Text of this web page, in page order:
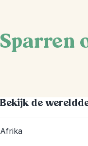
Sparren
Bekijk de
Afrika